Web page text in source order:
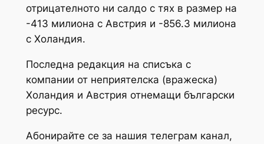
отрицателното ни салдо с тях в размер на
-413 милиона с Австрия и -856.3 милиона
с Холандия.
Последна редакция на списъка с
компании от неприятелска (вражеска)
Холандия и Австрия отнемащи български
ресурс.
Абонирайте се за нашия телеграм канал,